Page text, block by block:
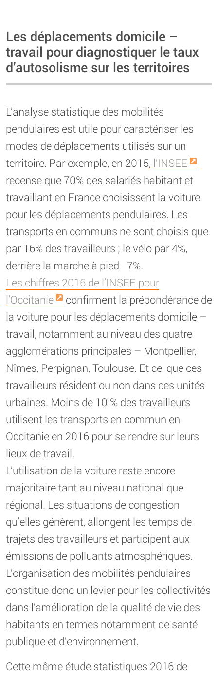
Les déplacements domicile –
travail pour diagnostiquer le taux
d’autosolisme sur les territoires
L’analyse statistique des mobilités
pendulaires est utile pour caractériser les
modes de déplacements utilisés sur un
territoire. Par exemple, en 2015, l’INSEE
recense que 70% des salariés habitant et
travaillant en France choisissent la voiture
pour les déplacements pendulaires. Les
transports en communs ne sont choisis que
par 16% des travailleurs ; le vélo par 4%,
derrière la marche à pied - 7%.
Les chiffres 2016 de l’INSEE pour
l’Occitanie
confirment la prépondérance de
la voiture pour les déplacements domicile –
travail, notamment au niveau des quatre
agglomérations principales – Montpellier,
Nîmes, Perpignan, Toulouse. Et ce, que ces
travailleurs résident ou non dans ces unités
urbaines. Moins de 10 % des travailleurs
utilisent les transports en commun en
Occitanie en 2016 pour se rendre sur leurs
lieux de travail.
L’utilisation de la voiture reste encore
majoritaire tant au niveau national que
régional. Les situations de congestion
qu’elles génèrent, allongent les temps de
trajets des travailleurs et participent aux
émissions de polluants atmosphériques.
L’organisation des mobilités pendulaires
constitue donc un levier pour les collectivités
dans l’amélioration de la qualité de vie des
habitants en termes notamment de santé
publique et d’environnement.
Cette même étude statistiques 2016 de